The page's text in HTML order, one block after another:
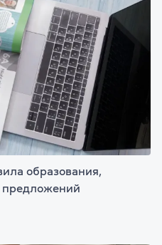
образования,
предложений